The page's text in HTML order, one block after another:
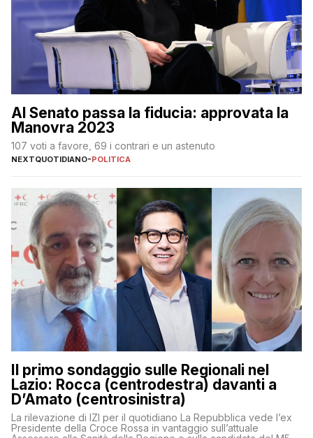
Al Senato passa la fiducia: approvata la
Manovra 2023
107 voti a favore, 69 i contrari e un astenuto
NEXTQUOTIDIANO-POLITICA
Il primo sondaggio sulle Regionali nel
Lazio: Rocca (centrodestra) davanti a
D’Amato (centrosinistra)
La rilevazione di IZI per il quotidiano La Repubblica vede l’ex
Presidente della Croce Rossa in vantaggio sull’attuale